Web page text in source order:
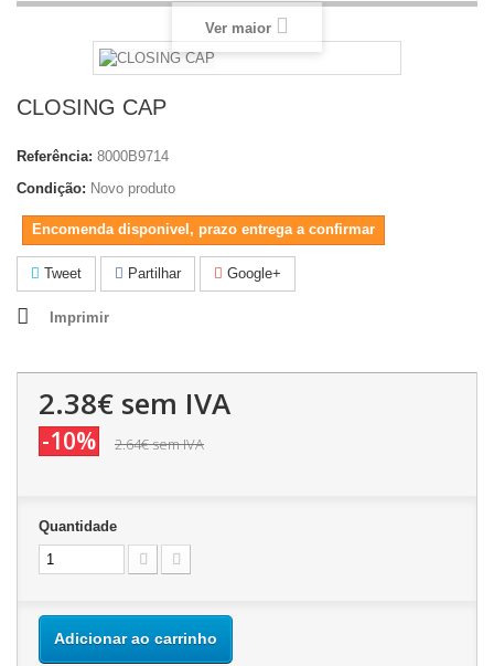
Ver maior
CLOSING CAP
Referência: 8000B9714
Condição: Novo produto
Encomenda disponivel, prazo entrega a confirmar
Tweet Partilhar Google+
Imprimir
2.38€ sem IVA
-10% 2.64€sem IVA
Quantidade
Adicionar ao carrinho